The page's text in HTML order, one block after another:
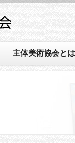
主体美術協会とは